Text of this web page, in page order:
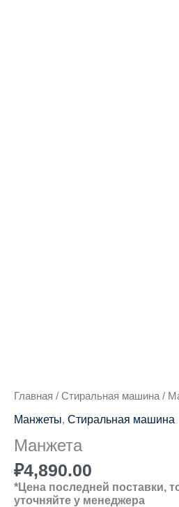
Главная / Стиральная машина/
Манжеты Стиральная машина
Манжета
₽4,890.00
*Цена последней поставки,
уточняйте у менеджера